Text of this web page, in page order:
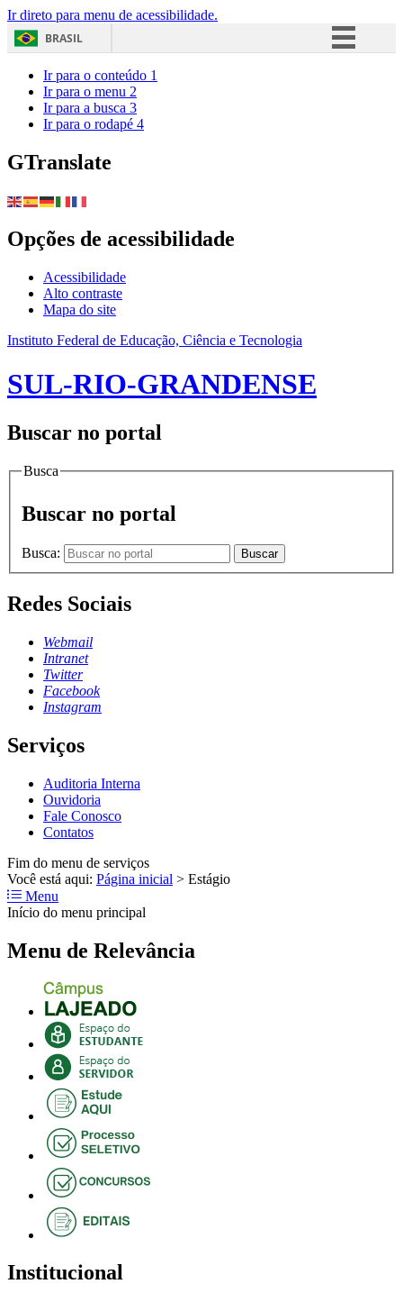
Ir direto para menu de acessibilidade.
BRASIL
Ir para o conteúdo 1
Ir para o menu 2
Ir para a busca 3
Ir para o rodapé 4
GTranslate
Opções de acessibilidade
Acessibilidade
Alto contraste
Mapa do site
Instituto Federal de Educação, Ciência e Tecnologia
SUL-RIO-GRANDENSE
Buscar no portal
Busca
Buscar no portal
Busca: Buscar
Redes Sociais
Webmail
Intranet
Twitter
Facebook
Instagram
Serviços
Auditoria Interna
Ouvidoria
Fale Conosco
Contatos
Fim do menu de serviços
Você está aqui: Página inicial > Estágio
Menu
Início do menu principal
Menu de Relevância
Institucional